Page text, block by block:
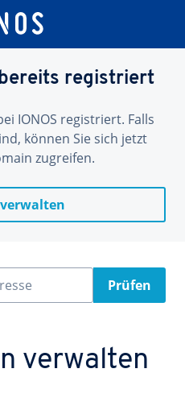
registriert
IONOS registriert. Falls
können Sie sich jetzt
zugreifen.
Prüfen
verwalten